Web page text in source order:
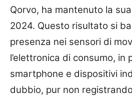
Qorvo, ha mantenuto la
2024. Questo risultato si
presenza nei sensori di
l’elettronica di consumo, in
smartphone e dispositivi
dubbio, pur non